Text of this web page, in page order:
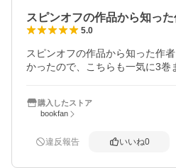
スピンオフの作品から知っ
5.0
スピンオフの作品から知った作
かったので、こちらも一気に3巻
購入したストア
bookfan
違反報告 いいね0